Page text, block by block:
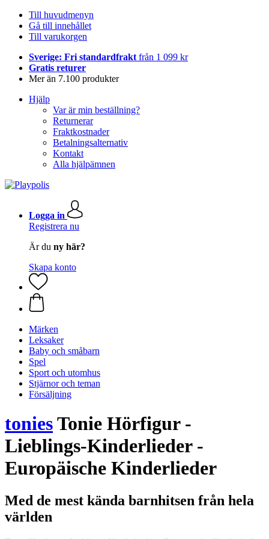
Till huvudmenyn
Gå till innehållet
Till varukorgen
Sverige: Fri standardfrakt från 1 099 kr
Gratis returer
Mer än 7.100 produkter
Hjälp
Var är min beställning?
Returnerar
Fraktkostnader
Betalningsalternativ
Kontakt
Alla hjälpämnen
Logga in
Registrera nu
Är du ny här?
Skapa konto
Märken
Leksaker
Baby och småbarn
Spel
Sport och utomhus
Stjärnor och teman
Försäljning
toniesTonie Hörfigur -
Lieblings-Kinderlieder -
Europäische Kinderlieder
Med de mest kända barnhitsen från hela
världen